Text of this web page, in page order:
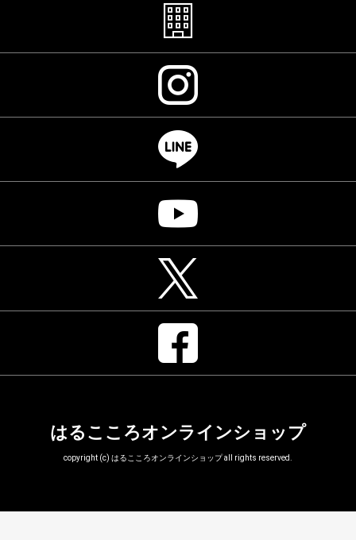
はるこころオンラインショップ
copyright (c) はるこころオンラインショップ all rights reserved.